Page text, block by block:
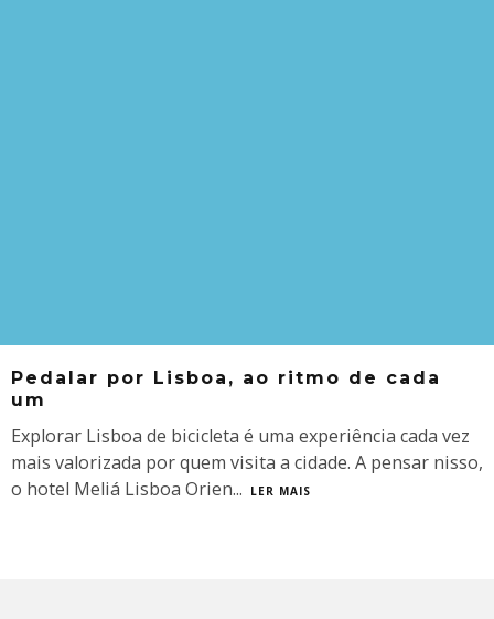
Pedalar por Lisboa, ao ritmo de cada
um
Explorar Lisboa de bicicleta é uma experiência cada vez
mais valorizada por quem visita a cidade. A pensar nisso,
o hotel Meliá Lisboa Orien... LER MAIS